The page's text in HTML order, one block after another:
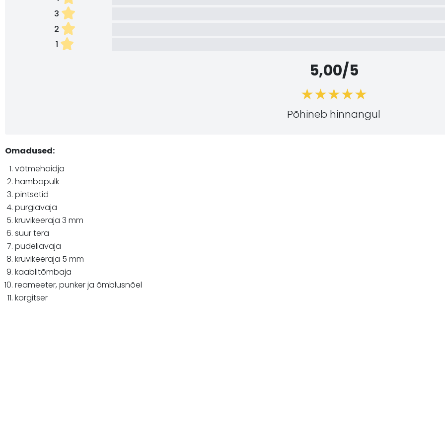
3
2
1
5,00/5
Põhineb hinnangul
Omadused:
võtmehoidja
hambapulk
pintsetid
purgiavaja
kruvikeeraja 3 mm
suur tera
pudeliavaja
kruvikeeraja 5 mm
kaablitõmbaja
reameeter, punker ja õmblusnõel
korgitser